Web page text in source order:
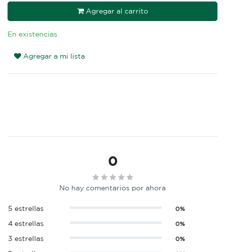
Agregar al carrito
En existencias
Agregar a mi lista
0
No hay comentarios por ahora
5 estrellas 0%
4 estrellas 0%
3 estrellas 0%